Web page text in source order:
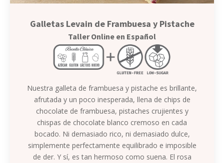
Galletas Levain de Frambuesa y Pistache
Taller Online en Español
Nuestra galleta de frambuesa y pistache es brillante,
afrutada y un poco inesperada, llena de chips de
chocolate de frambuesa, pistaches crujientes y
chispas de chocolate blanco cremoso en cada
bocado. Ni demasiado rico, ni demasiado dulce,
simplemente perfectamente equilibrado e imposible
de der. Y sí, es tan hermoso como suena. El rosa